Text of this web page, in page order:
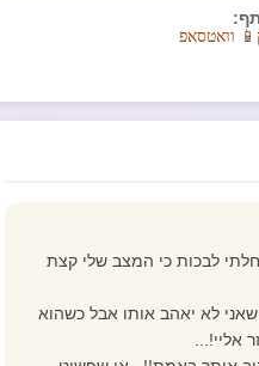
📱 וואטסאפ
לבכות כי המצב שלי קצת
לא יאהב אותו אבל כשהוא
אליי!...